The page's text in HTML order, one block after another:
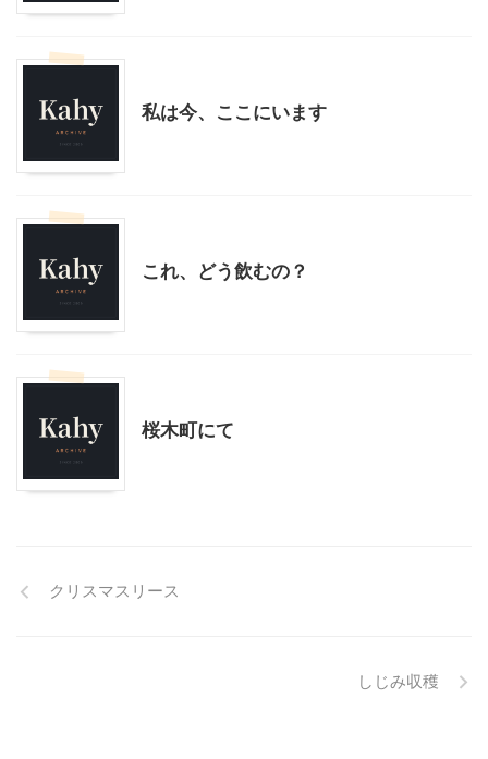
私は今、ここにいます
これ、どう飲むの？
桜木町にて
クリスマスリース
しじみ収穫